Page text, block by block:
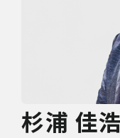
杉浦 佳浩